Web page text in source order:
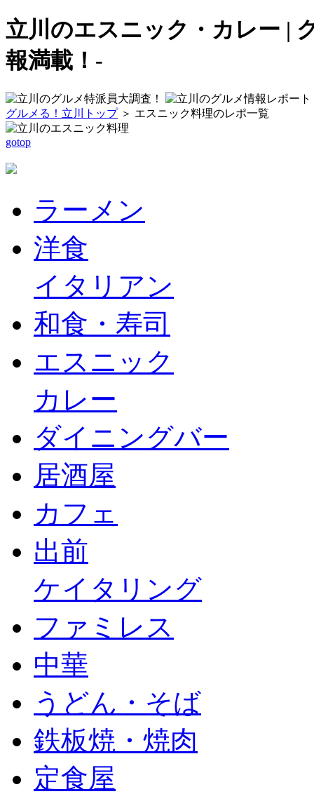
立川のエスニック・カレー |
報満載！-
グルメる！立川トップ＞ エスニック料理のレポ一覧
gotop
ラーメン
洋食
イタリアン
和食・寿司
エスニック
カレー
ダイニングバー
居酒屋
カフェ
出前
ケイタリング
ファミレス
中華
うどん・そば
鉄板焼・焼肉
定食屋